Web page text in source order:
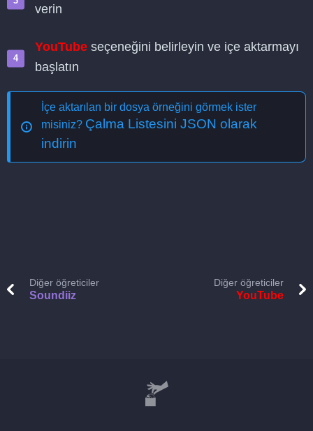
verin
YouTube seçeneğini belirleyin ve içe aktarmayı
başlatın
İçe aktarılan bir dosya örneğini görmek ister
misiniz? Çalma Listesini JSON olarak
indirin
Diğer öğreticiler
Soundiiz
Diğer öğreticiler
YouTube